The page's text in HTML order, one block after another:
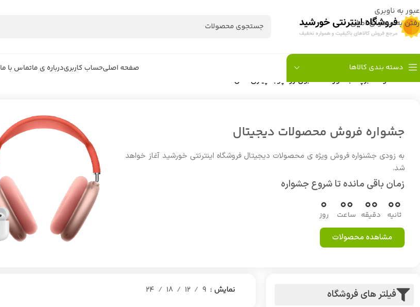
عبور به ناوبری
رفتن به محتوای اصلی
دسته بندی کالاها صفحه اصلیحساب کاربریدرباره ی ماتماس با ما
خانه/محصولات برچسب خورده “صابون زردچوبه پیاری اصل هند”
جشواره فروش محصولات دیجیتال
به زودی جشنواره فروش ویژه ی محصولات دیجیتال فروشگاه اینترنتی خورشید آغاز خواهد
شد.
زمان باقی مانده تا شروع جشواره
0
روز
00
ساعت
00
دقیقه
00
ثانیه
مشاهده محصولات
فیلتر های فروشگاه نمایش 9
12
18
24